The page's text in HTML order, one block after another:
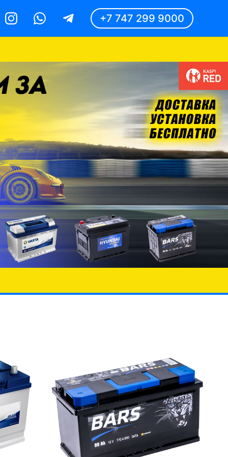
InstagramWhatsappTelegram +7 747 299 9000